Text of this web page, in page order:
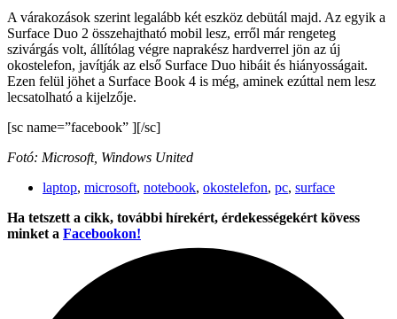
A várakozások szerint legalább két eszköz debütál majd. Az egyik a
Surface Duo 2 összehajtható mobil lesz, erről már rengeteg
szivárgás volt, állítólag végre naprakész hardverrel jön az új
okostelefon, javítják az első Surface Duo hibáit és hiányosságait.
Ezen felül jöhet a Surface Book 4 is még, aminek ezúttal nem lesz
lecsatolható a kijelzője.
[sc name=”facebook” ][/sc]
Fotó: Microsoft, Windows United
laptop, microsoft, notebook, okostelefon, pc, surface
Ha tetszett a cikk, további hírekért, érdekességekért kövess
minket a Facebookon!